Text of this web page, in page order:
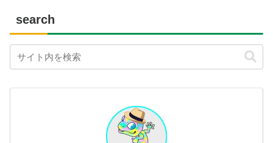
search